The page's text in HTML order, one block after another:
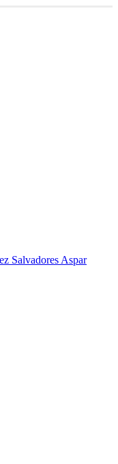
Salvadores Aspar